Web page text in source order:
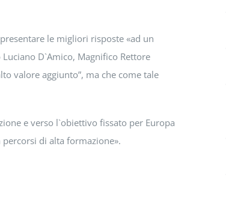
le migliori risposte «ad un
D`Amico, Magnifico Rettore
valore aggiunto”, ma che come tale
e verso l`obiettivo fissato per Europa
di alta formazione».